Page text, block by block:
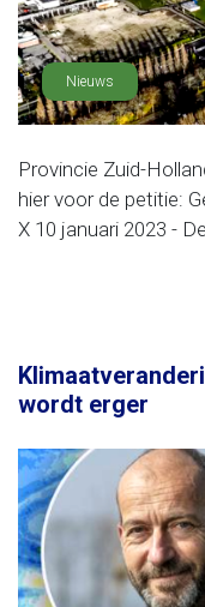
Nieuws
Provincie Zuid-
hier voor de petitie:
X 10 januari 2023 -
wordt erger